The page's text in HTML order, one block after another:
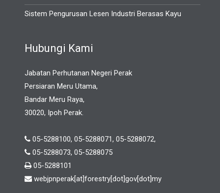
Sistem Pengurusan Lesen Industri Berasas Kayu
Hubungi Kami
Jabatan Perhutanan Negeri Perak
Persiaran Meru Utama,
Bandar Meru Raya,
30020, Ipoh Perak.
05-5288100, 05-5288071, 05-5288072,
05-5288073, 05-5288075
05-5288101
webjpnperak[at]forestry[dot]gov[dot]my